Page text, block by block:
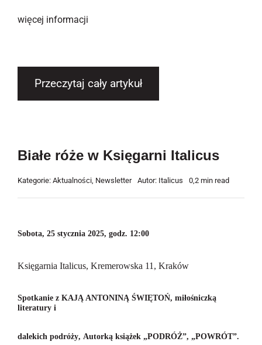
więcej informacji
Przeczytaj cały artykuł
Białe róże w Księgarni Italicus
Kategorie: Aktualności, Newsletter Autor: Italicus 0,2 min read
Sobota, 25 stycznia 2025, godz. 12:00
Księgarnia Italicus, Kremerowska 11, Kraków
Spotkanie z KAJĄ ANTONINĄ ŚWIĘTOŃ, miłośniczką
literatury i
dalekich podróży, Autorką książek„PODRÓŻ”, „POWRÓT”.